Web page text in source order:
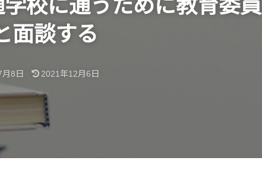
校に通うために教育委員
面談する
8日 2021年12月6日